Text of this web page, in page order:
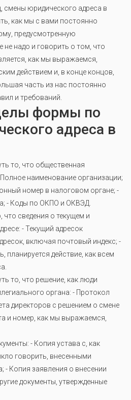
смены юридического адреса в
как мы с вами постоянно
предусмотренную
не надо и говорить о том, что
как мы выражаемся,
действием и, в конце концов,
часть из нас постоянно
и требований.
формы по
адреса в
то, что общественная
наименование организации;
номер в налоговом органе; -
- Коды по ОКПО и ОКВЭД.
что сведения о текущем и
- Текущий адресок
включая почтовый индекс; -
планируется действие, как всем
то, что решение, как люди
органа: - Протокол
директоров с решением о смене
и номер, как мы выражаемся,
- Копия устава с, как
говорить, внесенными
- Копия заявления о внесении
документы, утвержденные